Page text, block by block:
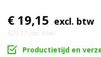
€ 19,15 excl. btw
€23,17 (inc. btw)
Productietijd en